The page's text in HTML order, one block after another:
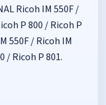
Ricoh IM 550F /
P 800 / Ricoh P
550F / Ricoh IM
/ Ricoh P 801.